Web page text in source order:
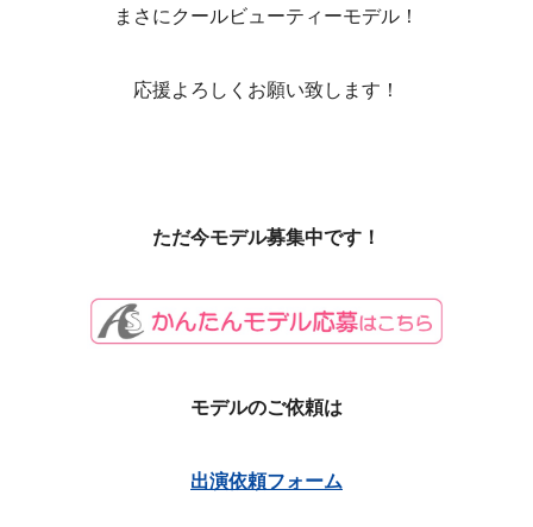
まさにクールビューティーモデル！
応援よろしくお願い致します！
ただ今モデル募集中です！
モデルのご依頼は
出演依頼フォーム